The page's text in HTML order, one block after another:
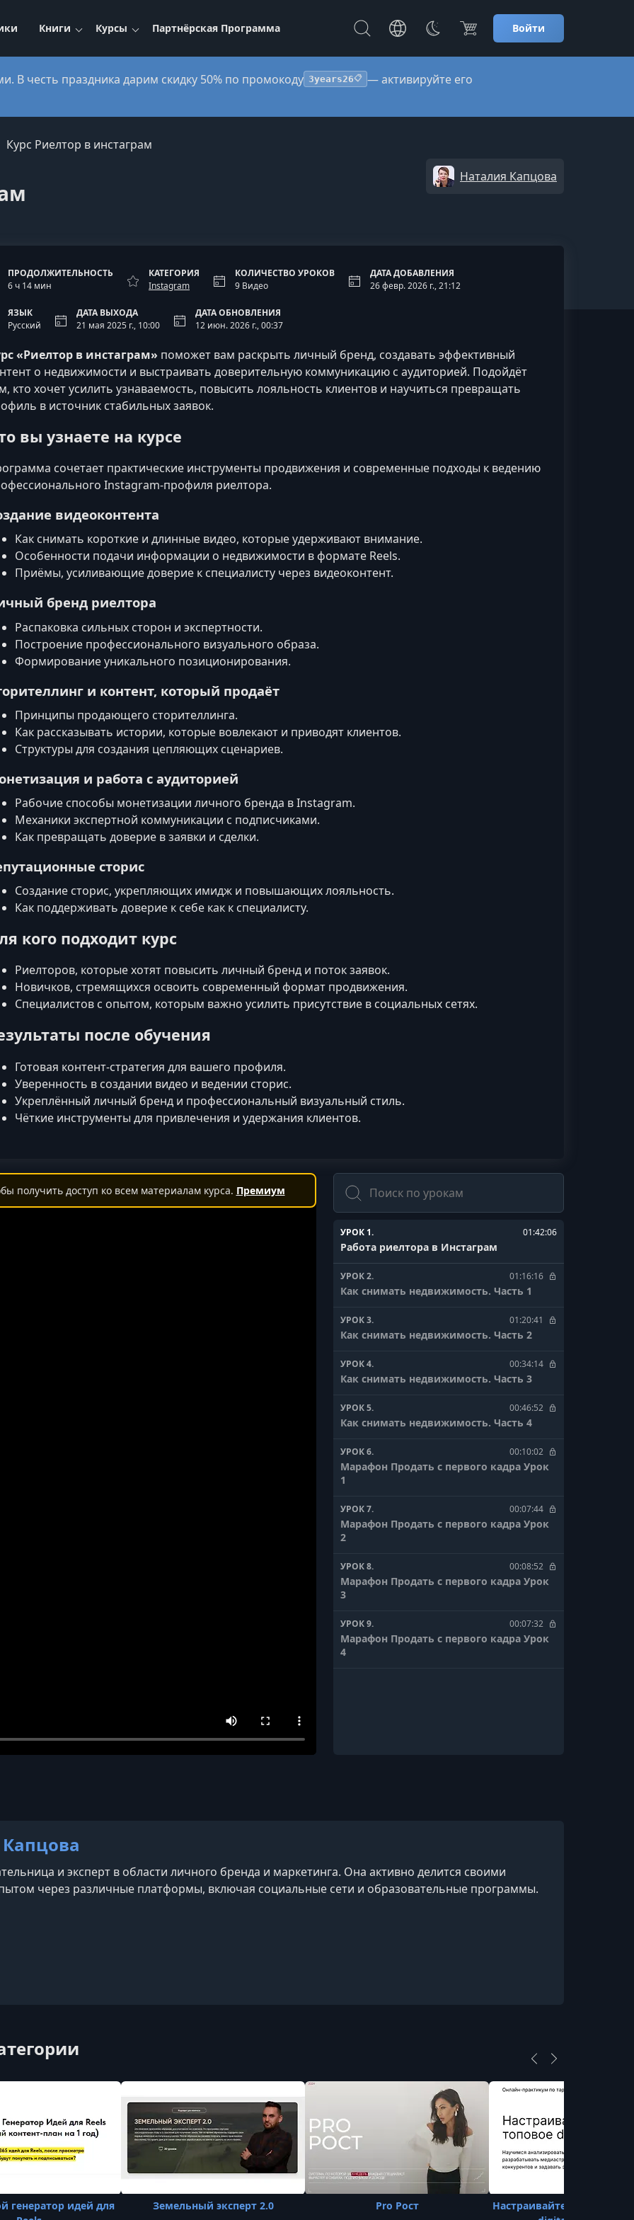
Книги Курсы Партнёрская Программа Войти
В честь праздника дарим скидку 50% по промокоду 3years26📋 — активируйте его
Курс Риелтор в инстаграм
Наталия Капцова
ПРОДОЛЖИТЕЛЬНОСТЬ
6 ч 14 мин
КАТЕГОРИЯ
Instagram
КОЛИЧЕСТВО УРОКОВ
9 Видео
ДАТА ДОБАВЛЕНИЯ
26 февр. 2026 г., 21:12
ЯЗЫК
Русский
ДАТА ВЫХОДА
21 мая 2025 г., 10:00
ДАТА ОБНОВЛЕНИЯ
12 июн. 2026 г., 00:37
«Риелтор в инстаграм» поможет вам раскрыть личный бренд, создавать эффективный
о недвижимости и выстраивать доверительную коммуникацию с аудиторией. Подойдёт
кто хочет усилить узнаваемость, повысить лояльность клиентов и научиться превращать
в источник стабильных заявок.
вы узнаете на курсе
сочетает практические инструменты продвижения и современные подходы к ведению
Instagram‑профиля риелтора.
видеоконтента
Как снимать короткие и длинные видео, которые удерживают внимание.
Особенности подачи информации о недвижимости в формате Reels.
Приёмы, усиливающие доверие к специалисту через видеоконтент.
бренд риелтора
Распаковка сильных сторон и экспертности.
Построение профессионального визуального образа.
Формирование уникального позиционирования.
и контент, который продаёт
Принципы продающего сторителлинга.
Как рассказывать истории, которые вовлекают и приводят клиентов.
Структуры для создания цепляющих сценариев.
и работа с аудиторией
Рабочие способы монетизации личного бренда в Instagram.
Механики экспертной коммуникации с подписчиками.
Как превращать доверие в заявки и сделки.
сторис
Создание сторис, укрепляющих имидж и повышающих лояльность.
Как поддерживать доверие к себе как к специалисту.
кого подходит курс
Риелторов, которые хотят повысить личный бренд и поток заявок.
Новичков, стремящихся освоить современный формат продвижения.
Специалистов с опытом, которым важно усилить присутствие в социальных сетях.
после обучения
Готовая контент‑стратегия для вашего профиля.
Уверенность в создании видео и ведении сторис.
Укреплённый личный бренд и профессиональный визуальный стиль.
Чёткие инструменты для привлечения и удержания клиентов.
получить доступ ко всем материалам курса. Премиум
Поиск
УРОК 1. 01:42:06
Работа риелтора в Инстаграм
УРОК 2. 01:16:16
Как снимать недвижимость. Часть 1
УРОК 3. 01:20:41
Как снимать недвижимость. Часть 2
УРОК 4. 00:34:14
Как снимать недвижимость. Часть 3
УРОК 5. 00:46:52
Как снимать недвижимость. Часть 4
УРОК 6. 00:10:02
Марафон Продать с первого кадра Урок
1
УРОК 7. 00:07:44
Марафон Продать с первого кадра Урок
2
УРОК 8. 00:08:52
Марафон Продать с первого кадра Урок
3
УРОК 9. 00:07:32
Марафон Продать с первого кадра Урок
4
и эксперт в области личного бренда и маркетинга. Она активно делится своими
через различные платформы, включая социальные сети и образовательные программы.
генератор идей для
Земельный эксперт 2.0 Pro Рост
Настраивайте таргет как